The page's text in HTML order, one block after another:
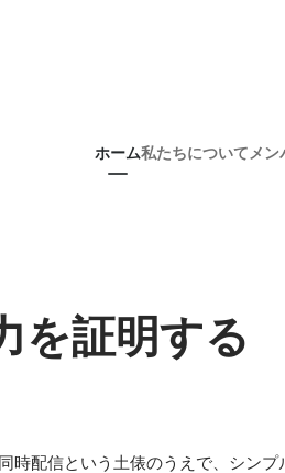
ホーム私たちについて メン
を証明する
時配信という土俵のうえで、シンプ